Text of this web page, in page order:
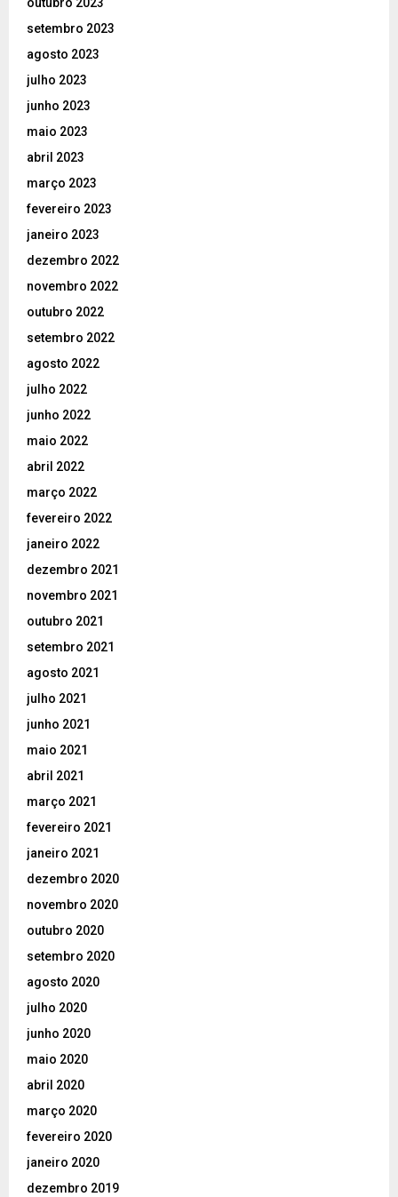
outubro 2023
setembro 2023
agosto 2023
julho 2023
junho 2023
maio 2023
abril 2023
março 2023
fevereiro 2023
janeiro 2023
dezembro 2022
novembro 2022
outubro 2022
setembro 2022
agosto 2022
julho 2022
junho 2022
maio 2022
abril 2022
março 2022
fevereiro 2022
janeiro 2022
dezembro 2021
novembro 2021
outubro 2021
setembro 2021
agosto 2021
julho 2021
junho 2021
maio 2021
abril 2021
março 2021
fevereiro 2021
janeiro 2021
dezembro 2020
novembro 2020
outubro 2020
setembro 2020
agosto 2020
julho 2020
junho 2020
maio 2020
abril 2020
março 2020
fevereiro 2020
janeiro 2020
dezembro 2019